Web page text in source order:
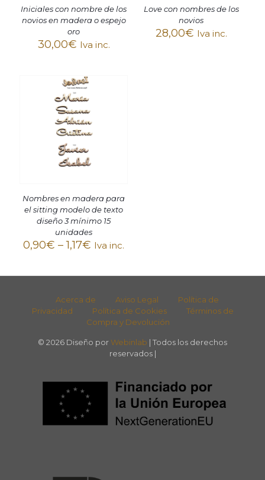
Iniciales con nombre de los
novios en madera o espejo
oro
30,00€ Iva inc.
Love con nombres de los
novios
28,00€ Iva inc.
Nombres en madera para
el sitting modelo de texto
diseño 3 mínimo 15
unidades
0,90€ –1,17€ Iva inc.
Acerca de Aviso Legal
Política de
Privacidad
Política de Cookies
Términos de
Compra y Devolución
© 2026 Diseño por Webinlab | Todos los derechos
reservados |